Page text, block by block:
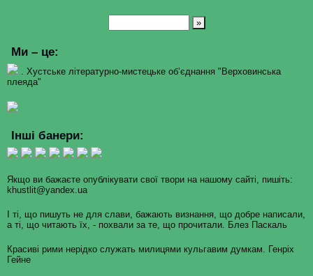
Ми – це:
. Хустське літературно-мистецьке об’єднання "Верховинська
плеяда"
Інші банери:
Якщо ви бажаєте опублікувати свої твори на нашому сайті, пишіть:
khustlit@yandex.ua
І ті, що пишуть не для слави, бажають визнання, що добре написали,
а ті, що читають їх, - похвали за те, що прочитали. Блез Паскаль
Красиві рими нерідко служать милицями кульгавим думкам. Генріх
Гейне